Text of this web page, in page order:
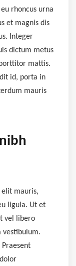
rhoncus urna
et magnis dis
Integer
dictum metus
mattis.
id, porta in
mauris
elit mauris,
ligula. Ut et
vel libero
vestibulum.